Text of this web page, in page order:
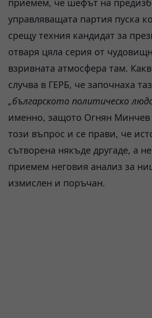
приемем, че шефът на
управляващата партия пуска
срещу техния кандидат за
отваря цяла серия от
взривната атмосфера там.
случва в ГЕРБ, че започнаха
„българското политическо
именно, защото Огнян Минчев
този въпрос и се прави, че
сътворена някъде другаде, а
приемем неговия анализ за
измислен и поръчан.